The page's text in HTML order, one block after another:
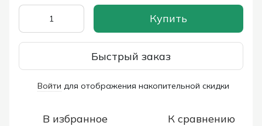
Купить
Быстрый заказ
Войти для отображения накопительной скидки
В избранное К сравнению